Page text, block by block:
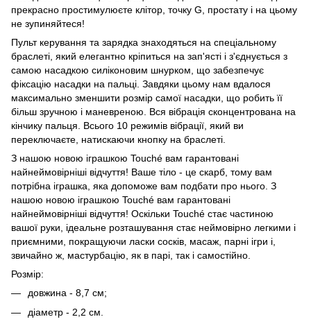
прекрасно простимулюєте клітор, точку G, простату і на цьому
не зупиняйтеся!
Пульт керування та зарядка знаходяться на спеціальному
браслеті, який елегантно кріпиться на зап'ясті і з'єднується з
самою насадкою силіконовим шнурком, що забезпечує
фіксацію насадки на пальці. Завдяки цьому нам вдалося
максимально зменшити розмір самої насадки, що робить її
більш зручною і маневреною. Вся вібрація сконцентрована на
кінчику пальця. Всього 10 режимів вібрації, який ви
переключаєте, натискаючи кнопку на браслеті.
З нашою новою іграшкою Touché вам гарантовані
найнеймовірніші відчуття! Ваше тіло - це скарб, тому вам
потрібна іграшка, яка допоможе вам подбати про нього. З
нашою новою іграшкою Touché вам гарантовані
найнеймовірніші відчуття! Оскільки Touché стає частиною
вашої руки, ідеальне розташування стає неймовірно легкими і
приємними, покращуючи ласки сосків, масаж, парні ігри і,
звичайно ж, мастурбацію, як в парі, так і самостійно.
Розмір:
довжина - 8,7 см;
діаметр - 2,2 см.